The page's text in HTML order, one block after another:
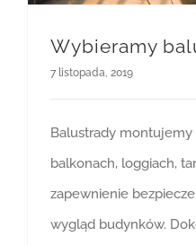
Wybieramy
7 listopada, 2019
Balustrady montujemy
balkonach, loggiach,
zapewnienie
wygląd budynków.